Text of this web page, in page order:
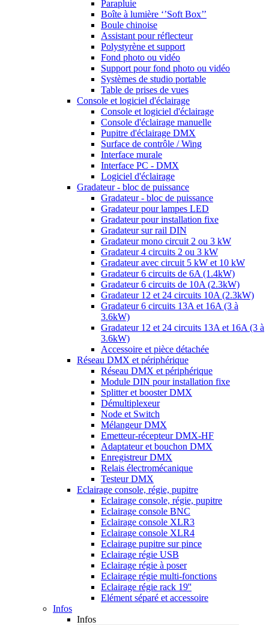
Parapluie
Boîte à lumière ‘’Soft Box’’
Boule chinoise
Assistant pour réflecteur
Polystyrène et support
Fond photo ou vidéo
Support pour fond photo ou vidéo
Systèmes de studio portable
Table de prises de vues
Console et logiciel d'éclairage
Console et logiciel d'éclairage
Console d'éclairage manuelle
Pupitre d'éclairage DMX
Surface de contrôle / Wing
Interface murale
Interface PC - DMX
Logiciel d'éclairage
Gradateur - bloc de puissance
Gradateur - bloc de puissance
Gradateur pour lampes LED
Gradateur pour installation fixe
Gradateur sur rail DIN
Gradateur mono circuit 2 ou 3 kW
Gradateur 4 circuits 2 ou 3 kW
Gradateur avec circuit 5 kW et 10 kW
Gradateur 6 circuits de 6A (1.4kW)
Gradateur 6 circuits de 10A (2.3kW)
Gradateur 12 et 24 circuits 10A (2.3kW)
Gradateur 6 circuits 13A et 16A (3 à
3.6kW)
Gradateur 12 et 24 circuits 13A et 16A (3 à
3.6kW)
Accessoire et pièce détachée
Réseau DMX et périphérique
Réseau DMX et périphérique
Module DIN pour installation fixe
Splitter et booster DMX
Démultiplexeur
Node et Switch
Mélangeur DMX
Emetteur-récepteur DMX-HF
Adaptateur et bouchon DMX
Enregistreur DMX
Relais électromécanique
Testeur DMX
Eclairage console, régie, pupitre
Eclairage console, régie, pupitre
Eclairage console BNC
Eclairage console XLR3
Eclairage console XLR4
Eclairage pupitre sur pince
Eclairage régie USB
Eclairage régie à poser
Eclairage régie multi-fonctions
Eclairage régie rack 19''
Elément séparé et accessoire
Infos
Infos